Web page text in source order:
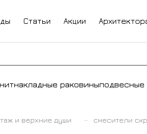
Статьи Акции
накладные раковиныподвесные
и верхние души – смесители